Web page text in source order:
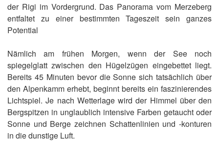
der Rigi im Vordergrund. Das Panorama vom Merzeberg
entfaltet zu einer bestimmten Tageszeit sein ganzes
Potential
Nämlich am frühen Morgen, wenn der See noch
spiegelglatt zwischen den Hügelzügen eingebettet liegt.
Bereits 45 Minuten bevor die Sonne sich tatsächlich über
den Alpenkamm erhebt, beginnt bereits ein faszinierendes
Lichtspiel. Je nach Wetterlage wird der Himmel über den
Bergspitzen in unglaublich intensive Farben getaucht oder
Sonne und Berge zeichnen Schattenlinien und -konturen
in die dunstige Luft.